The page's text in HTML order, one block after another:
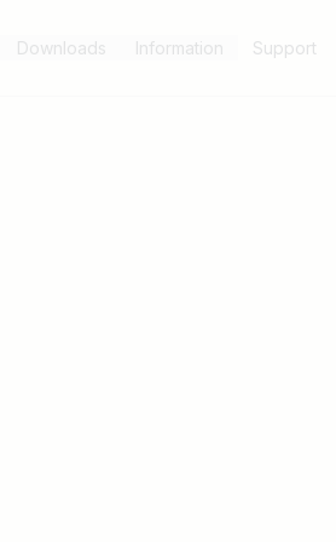
Downloads Information Support